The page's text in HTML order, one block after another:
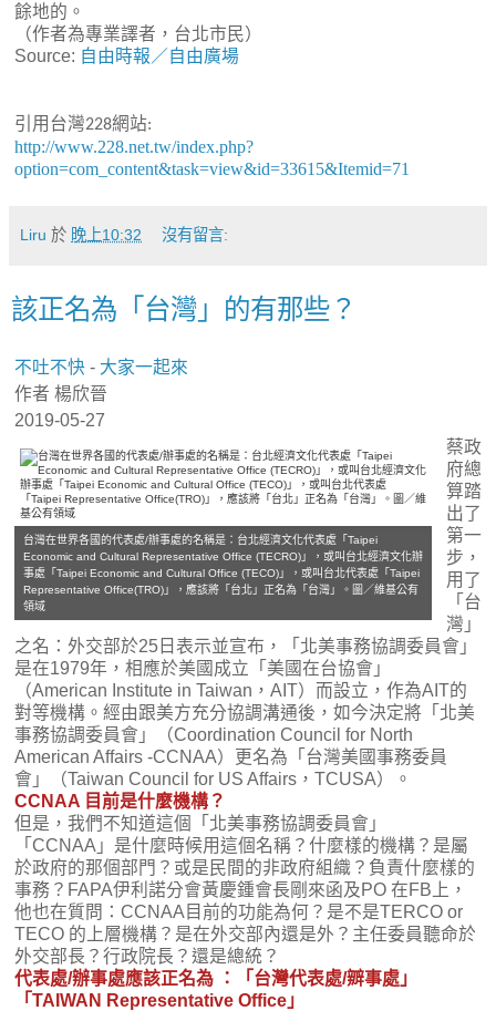
餘地的。
（作者為專業譯者，台北市民）
Source: 自由時報／自由廣場
引用台灣228網站:
http://www.228.net.tw/index.php?
option=com_content&task=view&id=33615&Itemid=71
Liru 於 晚上10:32 沒有留言:
該正名為「台灣」的有那些？
不吐不快 - 大家一起來
作者 楊欣晉
2019-05-27
台灣在世界各國的代表處/辦事處的名稱是：台北經濟文化代表處「Taipei
Economic and Cultural Representative Office (TECRO)」，或叫台北經濟文化辦
事處「Taipei Economic and Cultural Office (TECO)」，或叫台北代表處「Taipei
Representative Office(TRO)」，應該將「台北」正名為「台灣」。圖／維基公有
領域
蔡政
府總
算踏
出了
第一
步，
用了
「台
灣」
之名：外交部於25日表示並宣布，「北美事務協調委員會」
是在1979年，相應於美國成立「美國在台協會」
（American Institute in Taiwan，AIT）而設立，作為AIT的
對等機構。經由跟美方充分協調溝通後，如今決定將「北美
事務協調委員會」（Coordination Council for North
American Affairs -CCNAA）更名為「台灣美國事務委員
會」（Taiwan Council for US Affairs，TCUSA）。
CCNAA 目前是什麼機構？
但是，我們不知道這個「北美事務協調委員會」
「CCNAA」是什麼時候用這個名稱？什麼樣的機構？是屬
於政府的那個部門？或是民間的非政府組織？負責什麼樣的
事務？FAPA伊利諾分會黃慶鍾會長剛來函及PO 在FB上，
他也在質問：CCNAA目前的功能為何？是不是TERCO or
TECO 的上層機構？是在外交部內還是外？主任委員聽命於
外交部長？行政院長？還是總統？
代表處/辦事處應該正名為 ：「台灣代表處/辧事處」
「TAIWAN Representative Office」